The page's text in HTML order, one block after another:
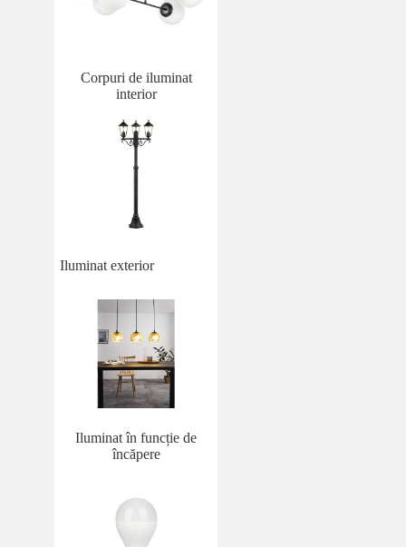
Corpuri de iluminat
interior
Iluminat exterior
Iluminat în funcție de
încăpere